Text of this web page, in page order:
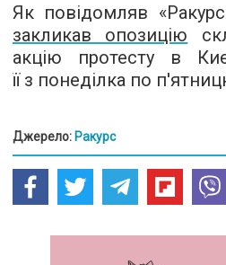
Як повідомляв
закликав опозицію
акцію протесту в
її з понеділка по
Джерело: Ракурс